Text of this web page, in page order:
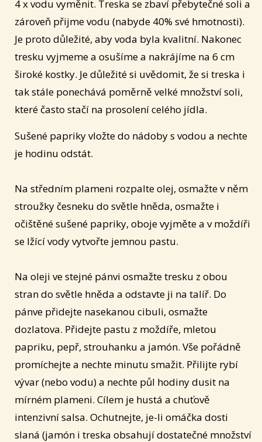
4 x vodu vyměnit. Treska se zbaví přebytečné soli a
zároveň přijme vodu (nabyde 40% své hmotnosti).
Je proto důležité, aby voda byla kvalitní. Nakonec
tresku vyjmeme a osušíme a nakrájíme na 6 cm
široké kostky. Je důležité si uvědomit, že si treska i
tak stále ponechává poměrně velké množství soli,
které často stačí na prosolení celého jídla.
Sušené papriky vložte do nádoby s vodou a nechte
je hodinu odstát.
Na středním plameni rozpalte olej, osmažte v něm
stroužky česneku do světle hněda, osmažte i
očištěné sušené papriky, oboje vyjměte a v moždíři
se lžící vody vytvořte jemnou pastu.
Na oleji ve stejné pánvi osmažte tresku z obou
stran do světle hněda a odstavte ji na talíř. Do
pánve přidejte nasekanou cibuli, osmažte
dozlatova. Přidejte pastu z moždíře, mletou
papriku, pepř, strouhanku a jamón. Vše pořádně
promíchejte a nechte minutu smažit. Přilijte rybí
vývar (nebo vodu) a nechte půl hodiny dusit na
mírném plameni. Cílem je hustá a chuťově
intenzivní salsa. Ochutnejte, je-li omáčka dosti
slaná (jamón i treska obsahují dostatečné množství